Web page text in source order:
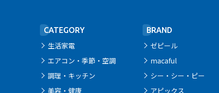
CATEGORY
生活家電
エアコン・季節・空調
調理・キッチン
美容・健康
BRAND
ゼピール
macaful
シー・シー・ピー
アピックス